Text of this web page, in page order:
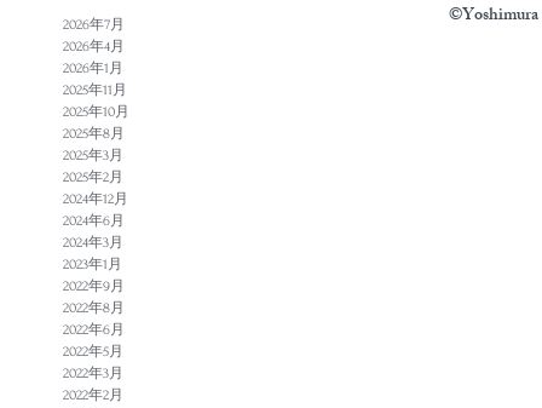
2026年7月
2026年4月
2026年1月
2025年11月
2025年10月
2025年8月
2025年3月
2025年2月
2024年12月
2024年6月
2024年3月
2023年1月
2022年9月
2022年8月
2022年6月
2022年5月
2022年3月
2022年2月
©Yoshimura